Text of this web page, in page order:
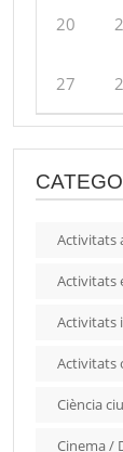
20
27
Activitats
Activitats
Activitats
Activitats
Ciència
Cinema /